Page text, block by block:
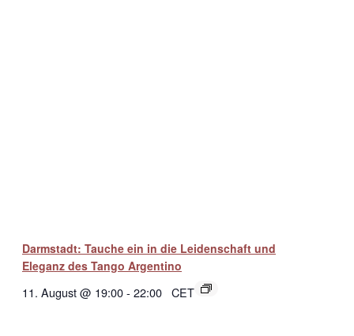
Darmstadt: Tauche ein in die Leidenschaft und
Eleganz des Tango Argentino
11. August @ 19:00- 22:00 CET